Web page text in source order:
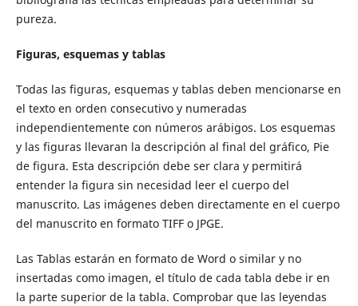
pureza.
Figuras, esquemas y tablas
Todas las figuras, esquemas y tablas deben mencionarse en
el texto en orden consecutivo y numeradas
independientemente con números arábigos. Los esquemas
y las figuras llevaran la descripción al final del gráfico, Pie
de figura. Esta descripción debe ser clara y permitirá
entender la figura sin necesidad leer el cuerpo del
manuscrito. Las imágenes deben directamente en el cuerpo
del manuscrito en formato TIFF o JPGE.
Las Tablas estarán en formato de Word o similar y no
insertadas como imagen, el título de cada tabla debe ir en
la parte superior de la tabla. Comprobar que las leyendas